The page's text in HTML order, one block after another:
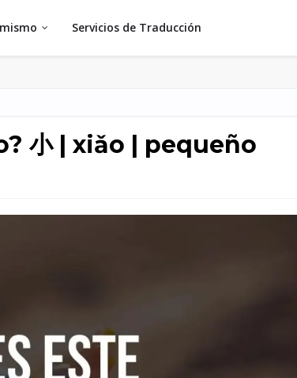
Servicios de Traducción
小 | xiǎo | pequeño